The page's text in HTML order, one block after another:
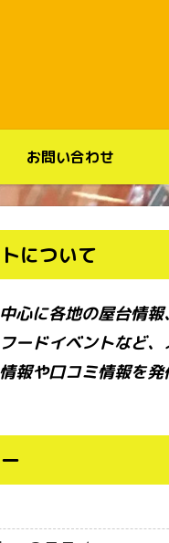
お問い合わせ
について
心に各地の屋台情報
ードイベントなど、
報や口コミ情報を発